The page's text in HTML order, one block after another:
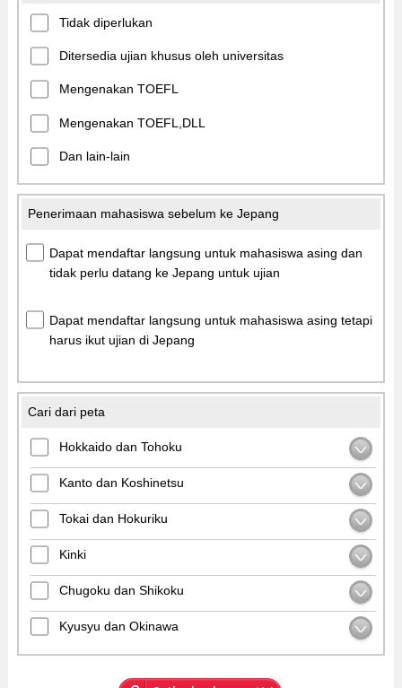
Tidak diperlukan
Ditersedia ujian khusus oleh universitas
Mengenakan TOEFL
Mengenakan TOEFL,DLL
Dan lain-lain
Penerimaan mahasiswa sebelum ke Jepang
Dapat mendaftar langsung untuk mahasiswa asing dan
tidak perlu datang ke Jepang untuk ujian
Dapat mendaftar langsung untuk mahasiswa asing tetapi
harus ikut ujian di Jepang
Cari dari peta
Hokkaido dan Tohoku
Kanto dan Koshinetsu
Tokai dan Hokuriku
Kinki
Chugoku dan Shikoku
Kyusyu dan Okinawa